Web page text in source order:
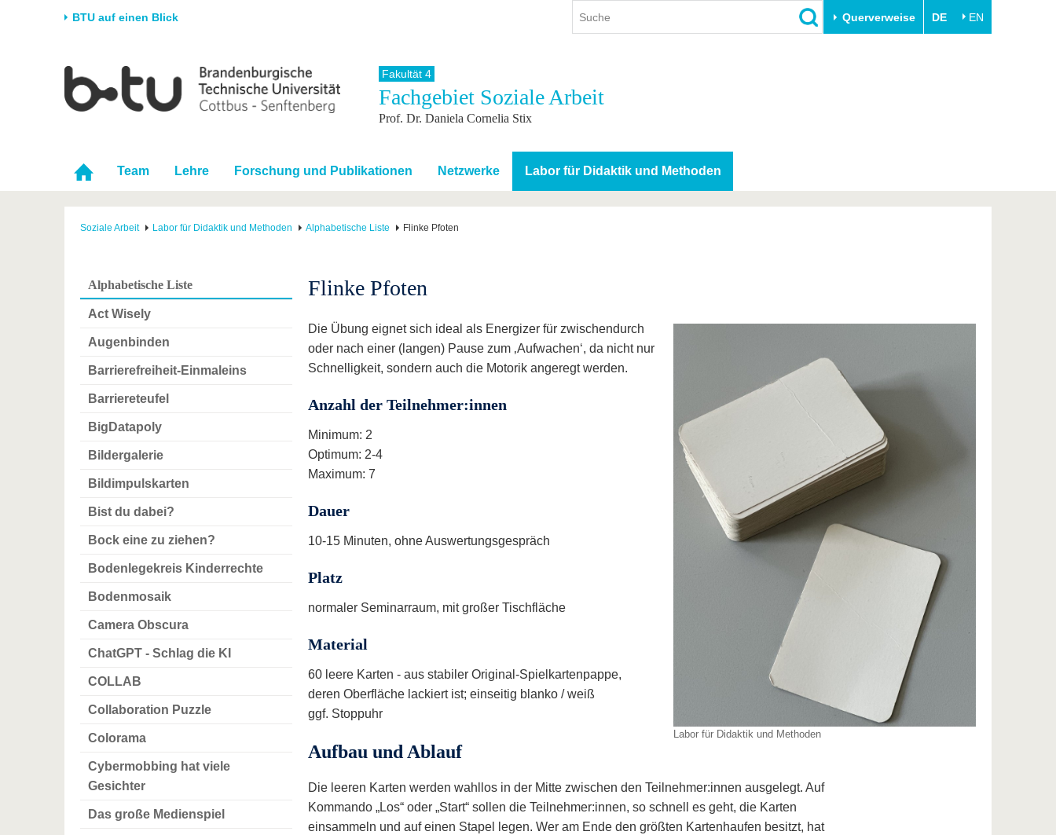
BTU auf einen Blick Querverweise DE EN
Universität
Karriere & Engagement
Partnerschaften &
Strukturwandel
Forschung
Förderung
Wissenschaftlicher
Nachwuchs
Studium
Studienangebot
Im Studium
Nach dem Studium
International
Internationales Profil
Mit der BTU ins Ausland
Für internationale
Studierende
Weiterbildung
Innovative Transferprojekte
BTU & Region erleben
Fakultät 4
Fachgebiet Soziale Arbeit
Prof. Dr. Daniela Cornelia Stix
Team Lehre Forschung und Publikationen Netzwerke Labor für Didaktik und Methoden
Soziale Arbeit Labor für Didaktik und Methoden Alphabetische Liste Flinke Pfoten
Alphabetische Liste
Act Wisely
Augenbinden
Barrierefreiheit-Einmaleins
Barriereteufel
BigDatapoly
Bildergalerie
Bildimpulskarten
Bist du dabei?
Bock eine zu ziehen?
Bodenlegekreis Kinderrechte
Bodenmosaik
Camera Obscura
ChatGPT - Schlag die KI
COLLAB
Collaboration Puzzle
Colorama
Cybermobbing hat viele
Gesichter
Das große Medienspiel
Flinke Pfoten
Labor für Didaktik und Methoden
Die Übung eignet sich ideal als Energizer für zwischendurch
oder nach einer (langen) Pause zum ‚Aufwachen‘, da nicht nur
Schnelligkeit, sondern auch die Motorik angeregt werden.
Anzahl der Teilnehmer:innen
Minimum: 2
Optimum: 2-4
Maximum: 7
Dauer
10-15 Minuten, ohne Auswertungsgespräch
Platz
normaler Seminarraum, mit großer Tischfläche
Material
60 leere Karten - aus stabiler Original-Spielkartenpappe,
deren Oberfläche lackiert ist; einseitig blanko / weiß
ggf. Stoppuhr
Aufbau und Ablauf
Die leeren Karten werden wahllos in der Mitte zwischen den Teilnehmer:innen ausgelegt. Auf
Kommando „Los“ oder „Start“ sollen die Teilnehmer:innen, so schnell es geht, die Karten
einsammeln und auf einen Stapel legen. Wer am Ende den größten Kartenhaufen besitzt, hat